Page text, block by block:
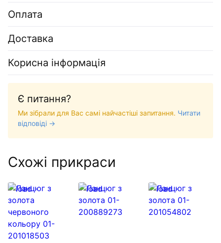
Оплата
Доставка
Корисна інформація
Є питання?
Ми зібрали для Вас самі найчастіші запитання. Читати
відповіді →
Схожі прикраси